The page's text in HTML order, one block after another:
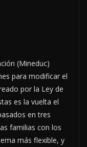
(Mineduc)
para modificar el
por la Ley de
es la vuelta el
en tres
familias con los
más flexible, y